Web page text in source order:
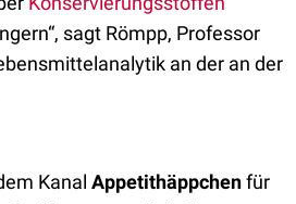
sagt Römpp, Professor
an der an der
Kanal Appetithäppchenfür